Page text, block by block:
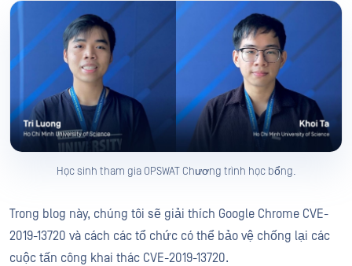
Học sinh tham gia OPSWAT Chương trình học bổng.
Trong blog này, chúng tôi sẽ giải thích Google Chrome CVE-
2019-13720 và cách các tổ chức có thể bảo vệ chống lại các
cuộc tấn công khai thác CVE-2019-13720.